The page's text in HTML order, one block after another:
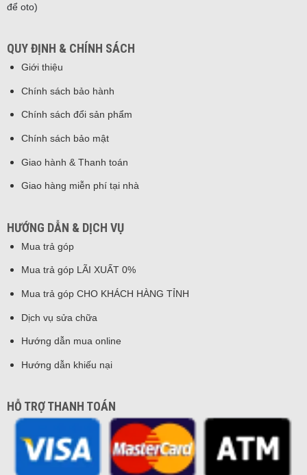
để oto)
QUY ĐỊNH & CHÍNH SÁCH
Giới thiệu
Chính sách bảo hành
Chính sách đổi sản phẩm
Chính sách bảo mật
Giao hành & Thanh toán
Giao hàng miễn phí tại nhà
HƯỚNG DẪN & DỊCH VỤ
Mua trả góp
Mua trả góp LÃI XUẤT 0%
Mua trả góp CHO KHÁCH HÀNG TỈNH
Dịch vụ sửa chữa
Hướng dẫn mua online
Hướng dẫn khiếu nại
HỖ TRỢ THANH TOÁN